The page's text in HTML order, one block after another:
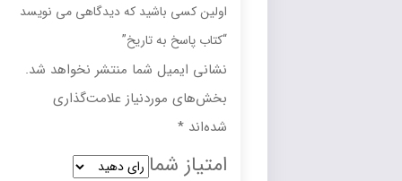
اولین کسی باشید که دیدگاهی می نویسد
“کتاب پاسخ به تاریخ”
نشانی ایمیل شما منتشر نخواهد شد.
بخش‌های موردنیاز علامت‌گذاری
*
امتیاز شما